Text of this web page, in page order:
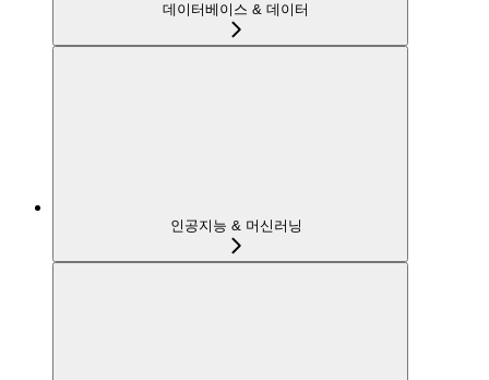
데이터베이스 & 데이터
인공지능 & 머신러닝